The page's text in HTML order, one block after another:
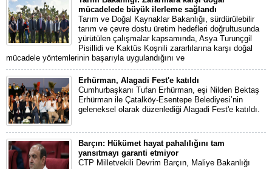
mücadelede büyük ilerleme sağlandı
Tarım ve Doğal Kaynaklar Bakanlığı, sürdürülebilir
tarım ve çevre dostu üretim hedefleri doğrultusunda
yürütülen çalışmalar kapsamında, Asya Turunçgil
Pisillidi ve Kaktüs Koşnili zararlılarına karşı doğal
mücadele yöntemlerinin başarıyla uygulandığını ve
Erhürman, Alagadi Fest'e katıldı
Cumhurbaşkanı Tufan Erhürman, eşi Nilden Bektaş
Erhürman ile Çatalköy-Esentepe Belediyesi’nin
geleneksel olarak düzenlediği Alagadi Fest'e katıldı.
Barçın: Hükümet hayat pahalılığını tam
yansıtmayı garanti etmiyor
CTP Milletvekili Devrim Barçın, Maliye Bakanlığı